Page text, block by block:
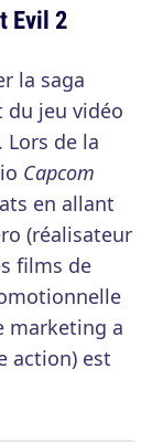
Evil 2
la saga
du jeu vidéo
Lors de la
Capcom
en allant
(réalisateur
films de
marketing a
action) est